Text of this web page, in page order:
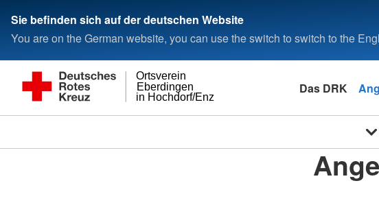
Sie befinden sich auf der deutschen Website
You are on the German website, you can use the switch to switch to the
in Hochdorf/Enz
Eberdingen
Ortsverein
Das DRK